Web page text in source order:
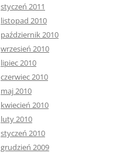
styczeń 2011
listopad 2010
październik 2010
wrzesień 2010
lipiec 2010
czerwiec 2010
maj 2010
kwiecień 2010
luty 2010
styczeń 2010
grudzień 2009